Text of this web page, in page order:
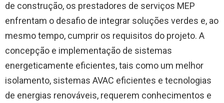
de construção, os prestadores de serviços MEP
enfrentam o desafio de integrar soluções verdes e, ao
mesmo tempo, cumprir os requisitos do projeto. A
concepção e implementação de sistemas
energeticamente eficientes, tais como um melhor
isolamento, sistemas AVAC eficientes e tecnologias
de energias renováveis, requerem conhecimentos e